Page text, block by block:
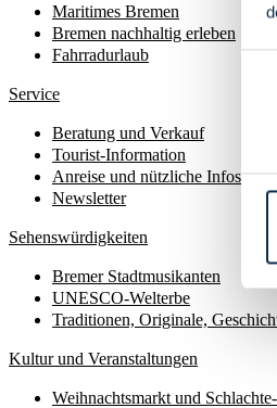
Maritimes Bremen
Bremen nachhaltig erleben
Fahrradurlaub
Service
Beratung und Verkauf
Tourist-Information
Anreise und nützliche Infos
Newsletter
Sehenswürdigkeiten
Bremer Stadtmusikanten
UNESCO-Welterbe
Traditionen, Originale,
Kultur und Veranstaltungen
Weihnachtsmarkt und